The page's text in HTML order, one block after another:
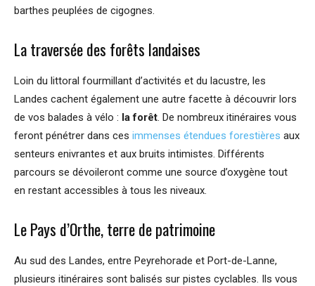
barthes peuplées de cigognes.
La traversée des forêts landaises
Loin du littoral fourmillant d’activités et du lacustre, les
Landes cachent également une autre facette à découvrir lors
de vos balades à vélo : la forêt. De nombreux itinéraires vous
feront pénétrer dans ces immenses étendues forestières aux
senteurs enivrantes et aux bruits intimistes. Différents
parcours se dévoileront comme une source d’oxygène tout
en restant accessibles à tous les niveaux.
Le Pays d’Orthe, terre de patrimoine
Au sud des Landes, entre Peyrehorade et Port-de-Lanne,
plusieurs itinéraires sont balisés sur pistes cyclables. Ils vous